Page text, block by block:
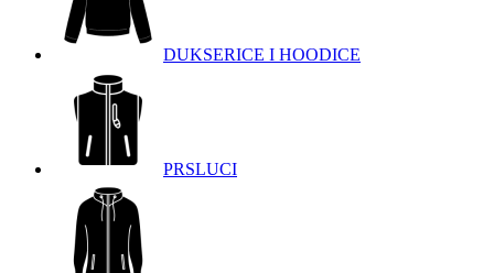
DUKSERICE I HOODICE
PRSLUCI